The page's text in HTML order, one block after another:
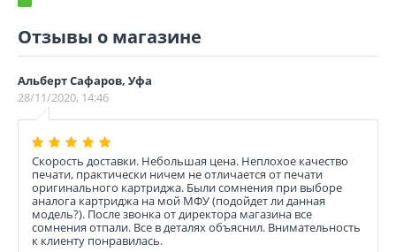
Отзывы о магазине
Альберт Сафаров, Уфа
28/11/2020, 14:46
Скорость доставки. Небольшая цена. Неплохое качество
печати, практически ничем не отличается от печати
оригинального картриджа. Были сомнения при выборе
аналога картриджа на мой МФУ (подойдет ли данная
модель?). После звонка от директора магазина все
сомнения отпали. Все в деталях объяснил. Внимательность
к клиенту понравилась.